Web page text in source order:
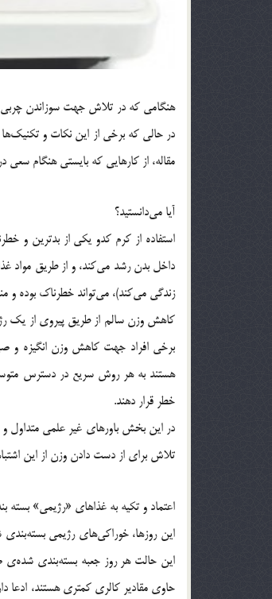
هنگامی که در تلاش جهت سوزاندن چربی
در حالی که برخی از این نکات و تکنیک‌ها
مقاله، از کارهایی که بایستی هنگام
آیا می‌دانستید؟
استفاده از کرم کدو یکی از بدترین و
داخل بدن رشد می‌کند، و از طریق مواد
زندگی می‌کند)، می‌تواند خطرناک بوده و
کاهش وزن سالم از طریق پیروی از یک
برخی افراد جهت کاهش وزن انگیزه و
هستند به هر روش سریع در دسترس
خطر قرار دهند.
در این بخش باورهای غیر علمی متداول و
تلاش برای از دست دادن وزن از این
اعتماد و تکیه به غذاهای «رژیمی» بسته
این حالت هر روز جعبه بسته‌بندی شده‌ی
حاوی مقادیر کالری کمتری هستند، ادعا